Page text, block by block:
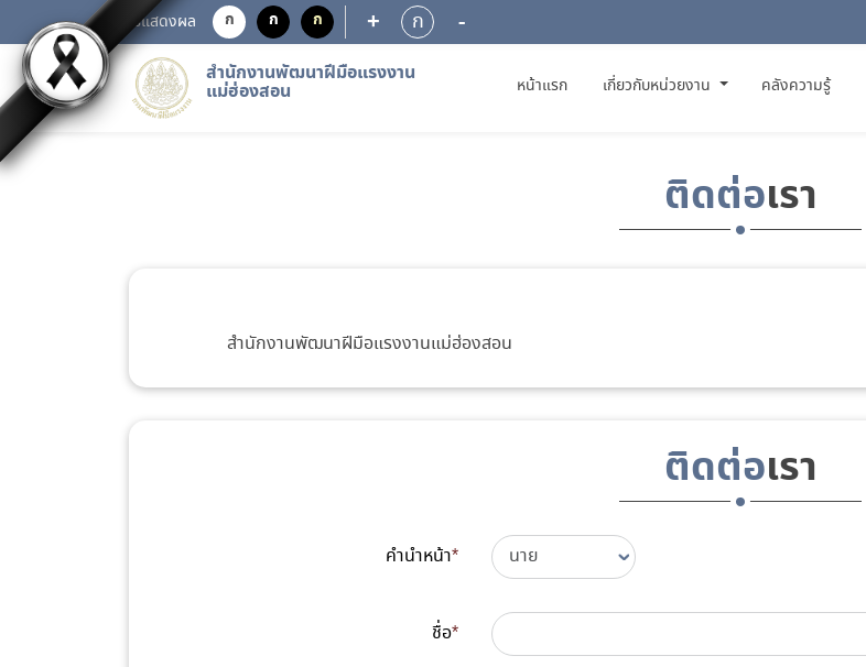
การแสดงผล ก ก ก + ก -
สำนักงานพัฒนาฝีมือแรงงาน
แม่ฮ่องสอน หน้าแรก(CURRENT)
เกี่ยวกับหน่วยงาน คลังความรู้
ติดต่อเรา
สำนักงานพัฒนาฝีมือแรงงานแม่ฮ่องสอน
ติดต่อเรา
คำนำหน้า*
ชื่อ*